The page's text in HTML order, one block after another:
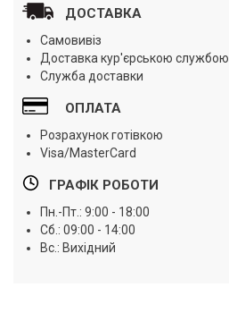
ДОСТАВКА
Самовивіз
Доставка кур'єрською службою
Служба доставки
ОПЛАТА
Розрахунок готівкою
Visa/MasterCard
ГРАФІК РОБОТИ
Пн.-Пт.: 9:00 - 18:00
Сб.: 09:00 - 14:00
Вс.: Вихідний